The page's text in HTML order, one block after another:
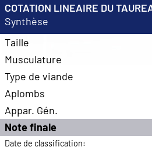
COTATION LINEAIRE DU
Synthèse
Taille
Musculature
Type de viande
Aplombs
Appar. Gén.
Note finale
Date de classification: